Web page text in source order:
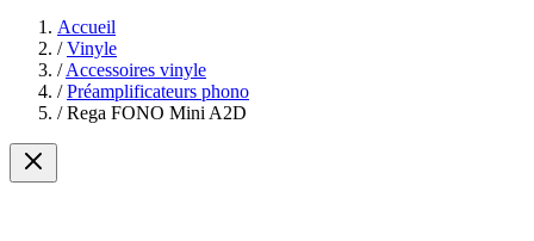
Accueil
/ Vinyle
/ Accessoires vinyle
/ Préamplificateurs phono
/ Rega FONO Mini A2D